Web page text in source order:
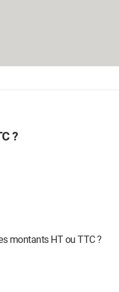
?
montants HT ou TTC ?